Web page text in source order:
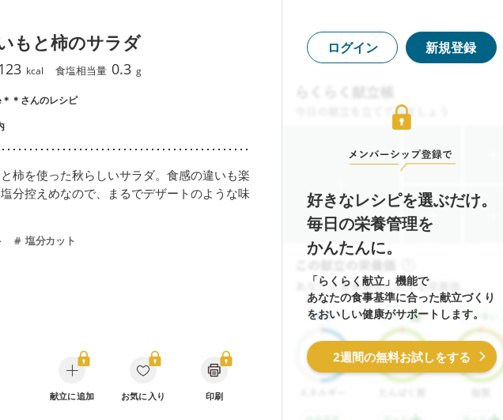
もと柿のサラダ
123 kcal 食塩相当量 0.3 g
＊さんのレシピ
柿を使った秋らしいサラダ。食感の違いも楽
分控えめなので、まるでデザートのような味
塩分カット
献立に追加 お気に入り 印刷
ログイン 新規登録
好きなレシピを選ぶだけ。
毎日の栄養管理を
かんたんに。
「らくらく献立」機能で
あなたの食事基準に合った献立づくり
をおいしい健康がサポートします。
2週間の無料お試しをする